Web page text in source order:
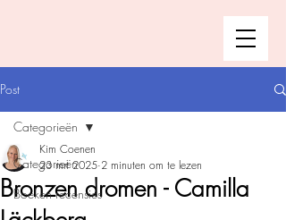
Post
Categorieën
Boeken recensies
Categorieën
Bronzen dromen - Camilla
Kim Coenen
23 mrt 2025 2 minuten om te lezen